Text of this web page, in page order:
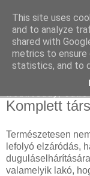
Eladó
Komplett
Természetesen
lefolyó elzáródás,
valamelyik lakó,
This site uses
and to analyze
shared with
metrics to ensure
statistics, and to